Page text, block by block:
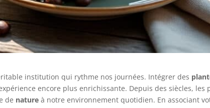
institution qui rythme nos journées. Intégrer des
encore plus enrichissante. Depuis des siècles, les
de nature à notre environnement quotidien. En associant